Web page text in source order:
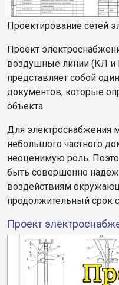
Проектирование сетей
Проект
воздушные линии (КЛ и
представляет собой
документов, которые
объекта.
Для электроснабжения
небольшого частного
неоценимую роль.
быть совершенно
воздействиям
продолжительный срок
Проект